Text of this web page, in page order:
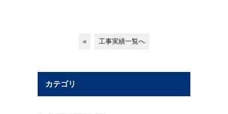
« 工事実績一覧へ
カテゴリ